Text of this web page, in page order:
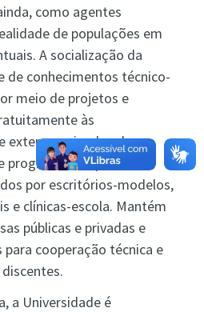
como agentes
de populações em
A socialização da
de conhecimentos técnico-
meio de projetos e
às
externa, oriundos dos
programas de pós-
por escritórios-modelos,
e clínicas-escola. Mantém
públicas e privadas e
cooperação técnica e
a Universidade é